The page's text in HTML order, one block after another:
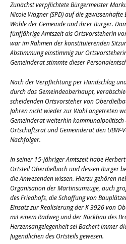
Zunächst verpflichtete Bürgermeister
Nicole Wagner (SPD) auf die
Wohle der Gemeinde und ihrer Bürger.
fünfjährige Amtszeit als Ortsvorsteherin
war im Rahmen der konstituierenden
Abstimmung einstimmig zur
Gemeinderat stimmte dieser
Nach der Verpflichtung per Handschlag
durch das Gemeindeoberhaupt,
scheidenden Ortsvorsteher von
Jahren nicht wieder zur Wahl angetreten
Gemeinderat weiterhin
Ortschaftsrat und Gemeinderat den UBW-
Nachfolger.
In seiner 15-jähriger Amtszeit habe
Ortsteil Oberdielbach und dessen Bürger
die Anwesenden wissen. Hierzu gehören
Organisation der Martinsumzüge, auch
des Friedhofs, die Schaffung von
Einsatz zur Realisierung der K 3926 von
mit einem Radweg und der Rückbau des
Herzensangelegenheit sei Bachert immer
Jugendlichen des Ortsteils gewesen.